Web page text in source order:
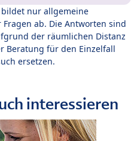
bildet nur allgemeine
ab. Die Antworten sind
der räumlichen Distanz
Beratung für den Einzelfall
ersetzen.
interessieren